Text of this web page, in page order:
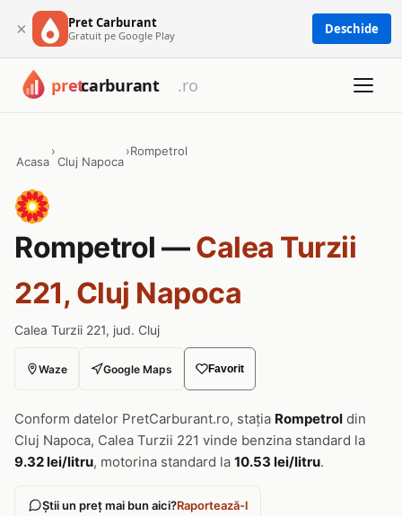
× Pret Carburant
Gratuit pe Google Play Deschide
Acasa
›
Cluj Napoca
›Rompetrol
Rompetrol —Calea Turzii
221, Cluj Napoca
Calea Turzii 221, jud. Cluj
Waze Google Maps Favorit
Conform datelor PretCarburant.ro, stația Rompetrol din
Cluj Napoca, Calea Turzii 221 vinde benzina standard la
9.32 lei/litru, motorina standard la 10.53 lei/litru.
Știi un preț mai bun aici?Raportează-l